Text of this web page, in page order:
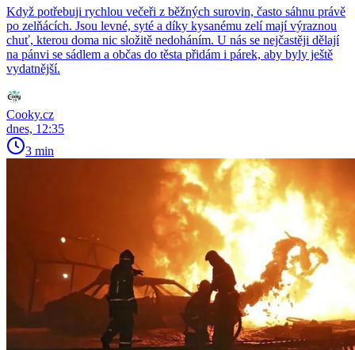
Když potřebuji rychlou večeři z běžných surovin, často sáhnu právě
po zelňácích. Jsou levné, syté a díky kysanému zelí mají výraznou
chuť, kterou doma nic složitě nedoháním. U nás se nejčastěji dělají
na pánvi se sádlem a občas do těsta přidám i párek, aby byly ještě
vydatnější.
Cooky.cz
dnes, 12:35
3 min